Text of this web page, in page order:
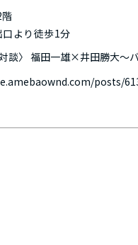
より徒歩1分
対談〉 福田一雄×井田勝大～
posts/